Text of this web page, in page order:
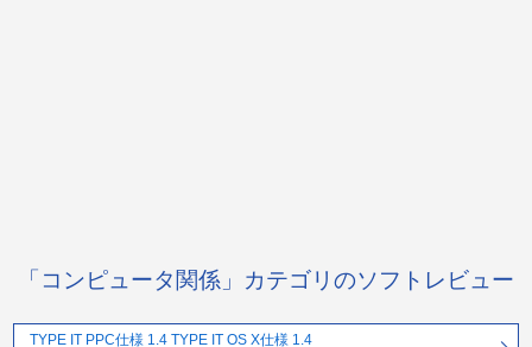
「コンピュータ関係」カテゴリのソフトレビュー
TYPE IT PPC仕様 1.4 TYPE IT OS X仕様 1.4